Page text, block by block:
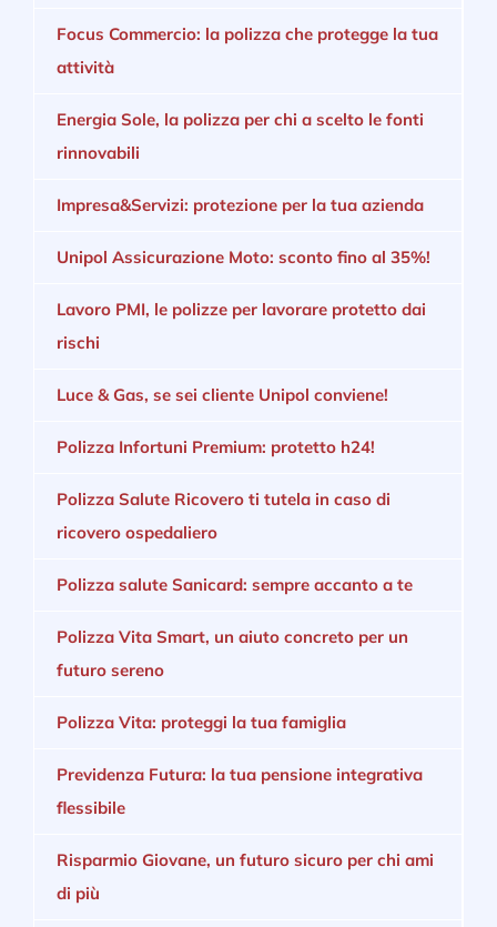
Focus Commercio: la polizza che protegge la tua
attività
Energia Sole, la polizza per chi a scelto le fonti
rinnovabili
Impresa&Servizi: protezione per la tua azienda
Unipol Assicurazione Moto: sconto fino al 35%!
Lavoro PMI, le polizze per lavorare protetto dai
rischi
Luce & Gas, se sei cliente Unipol conviene!
Polizza Infortuni Premium: protetto h24!
Polizza Salute Ricovero ti tutela in caso di
ricovero ospedaliero
Polizza salute Sanicard: sempre accanto a te
Polizza Vita Smart, un aiuto concreto per un
futuro sereno
Polizza Vita: proteggi la tua famiglia
Previdenza Futura: la tua pensione integrativa
flessibile
Risparmio Giovane, un futuro sicuro per chi ami
di più